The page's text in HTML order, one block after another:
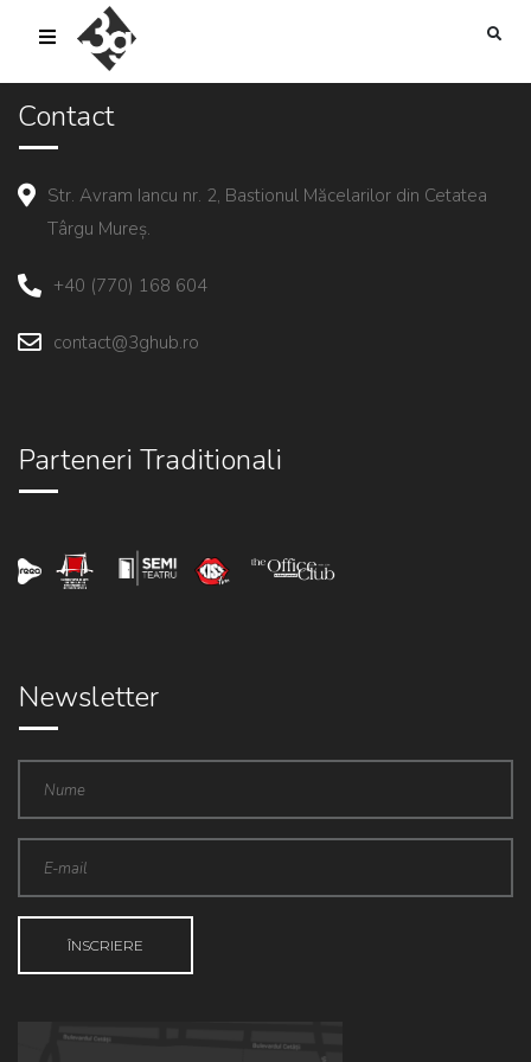
sold-out-button {{acf:sold_out}}
Contact
Str. Avram Iancu nr. 2, Bastionul Măcelarilor din Cetatea
Târgu Mureș.
+40 (770) 168 604
contact@3ghub.ro
Parteneri Traditionali
Newsletter